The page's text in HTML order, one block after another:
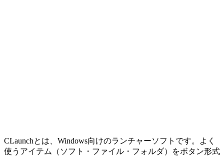
CLaunchとは、Windows向けのランチャーソフトです。よく
使うアイテム（ソフト・ファイル・フォルダ）をボタン形式